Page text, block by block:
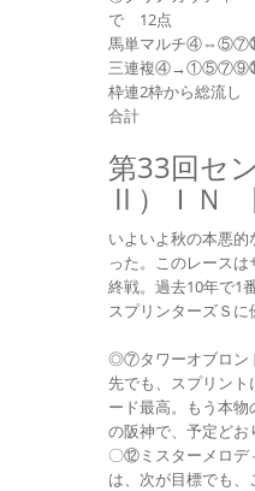
で 12点
馬単マルチ
三連複
枠連2枠から
合計
第33回セ
Ⅱ）ＩＮ
いよいよ秋の本悪
った。このレース
終戦。過去10年で1
スプリンターズＳに
◎⑦タワーオブロ
先でも、スプリン
ード最高。もう本
の阪神で、予定どお
〇⑫ミスターメ
は、次が目標でも